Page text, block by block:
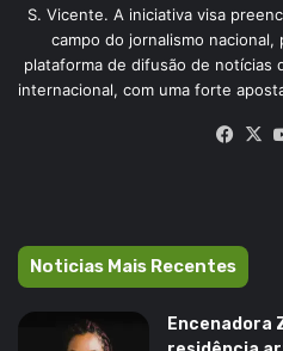
S. Vicente. A iniciativa visa
campo do jornalismo
plataforma de difusão de notícias
internacional, com uma forte
Noticias Mais Recentes
Encenadora